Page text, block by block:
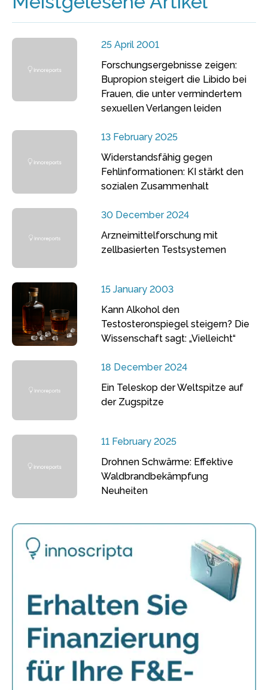
25 April 2001
Forschungsergebnisse zeigen:
Bupropion steigert die Libido bei
Frauen, die unter vermindertem
sexuellen Verlangen leiden
13 February 2025
Widerstandsfähig gegen
Fehlinformationen: KI stärkt den
sozialen Zusammenhalt
30 December 2024
Arzneimittelforschung mit
zellbasierten Testsystemen
15 January 2003
Kann Alkohol den
Testosteronspiegel steigern? Die
Wissenschaft sagt: „Vielleicht“
18 December 2024
Ein Teleskop der Weltspitze auf
der Zugspitze
11 February 2025
Drohnen Schwärme: Effektive
Waldbrandbekämpfung
Neuheiten